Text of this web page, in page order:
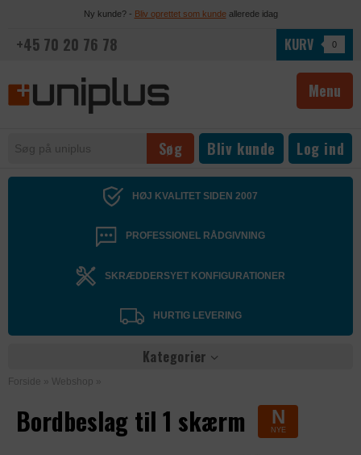
Ny kunde? - Bliv oprettet som kundeallerede idag
+45 70 20 76 78 KURV 0
Menu
Bliv kunde Log ind
HØJ KVALITET SIDEN 2007
PROFESSIONEL RÅDGIVNING
SKRÆDDERSYET KONFIGURATIONER
HURTIG LEVERING
Kategorier
Forside » Webshop »
Bordbeslag til 1 skærm N
NYE